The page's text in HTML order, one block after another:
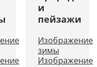
и
пейзажи
Изображение
зимы
Изображение